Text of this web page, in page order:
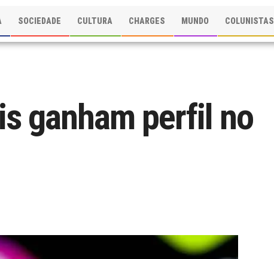
SOCIEDADE CULTURA CHARGES MUNDO COLUNISTAS
ganham perfil no